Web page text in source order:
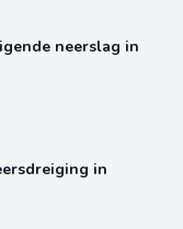
neerslag in
in